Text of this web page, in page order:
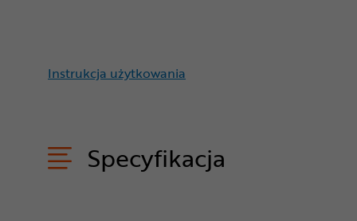
Instrukcja użytkowania
Specyfikacja